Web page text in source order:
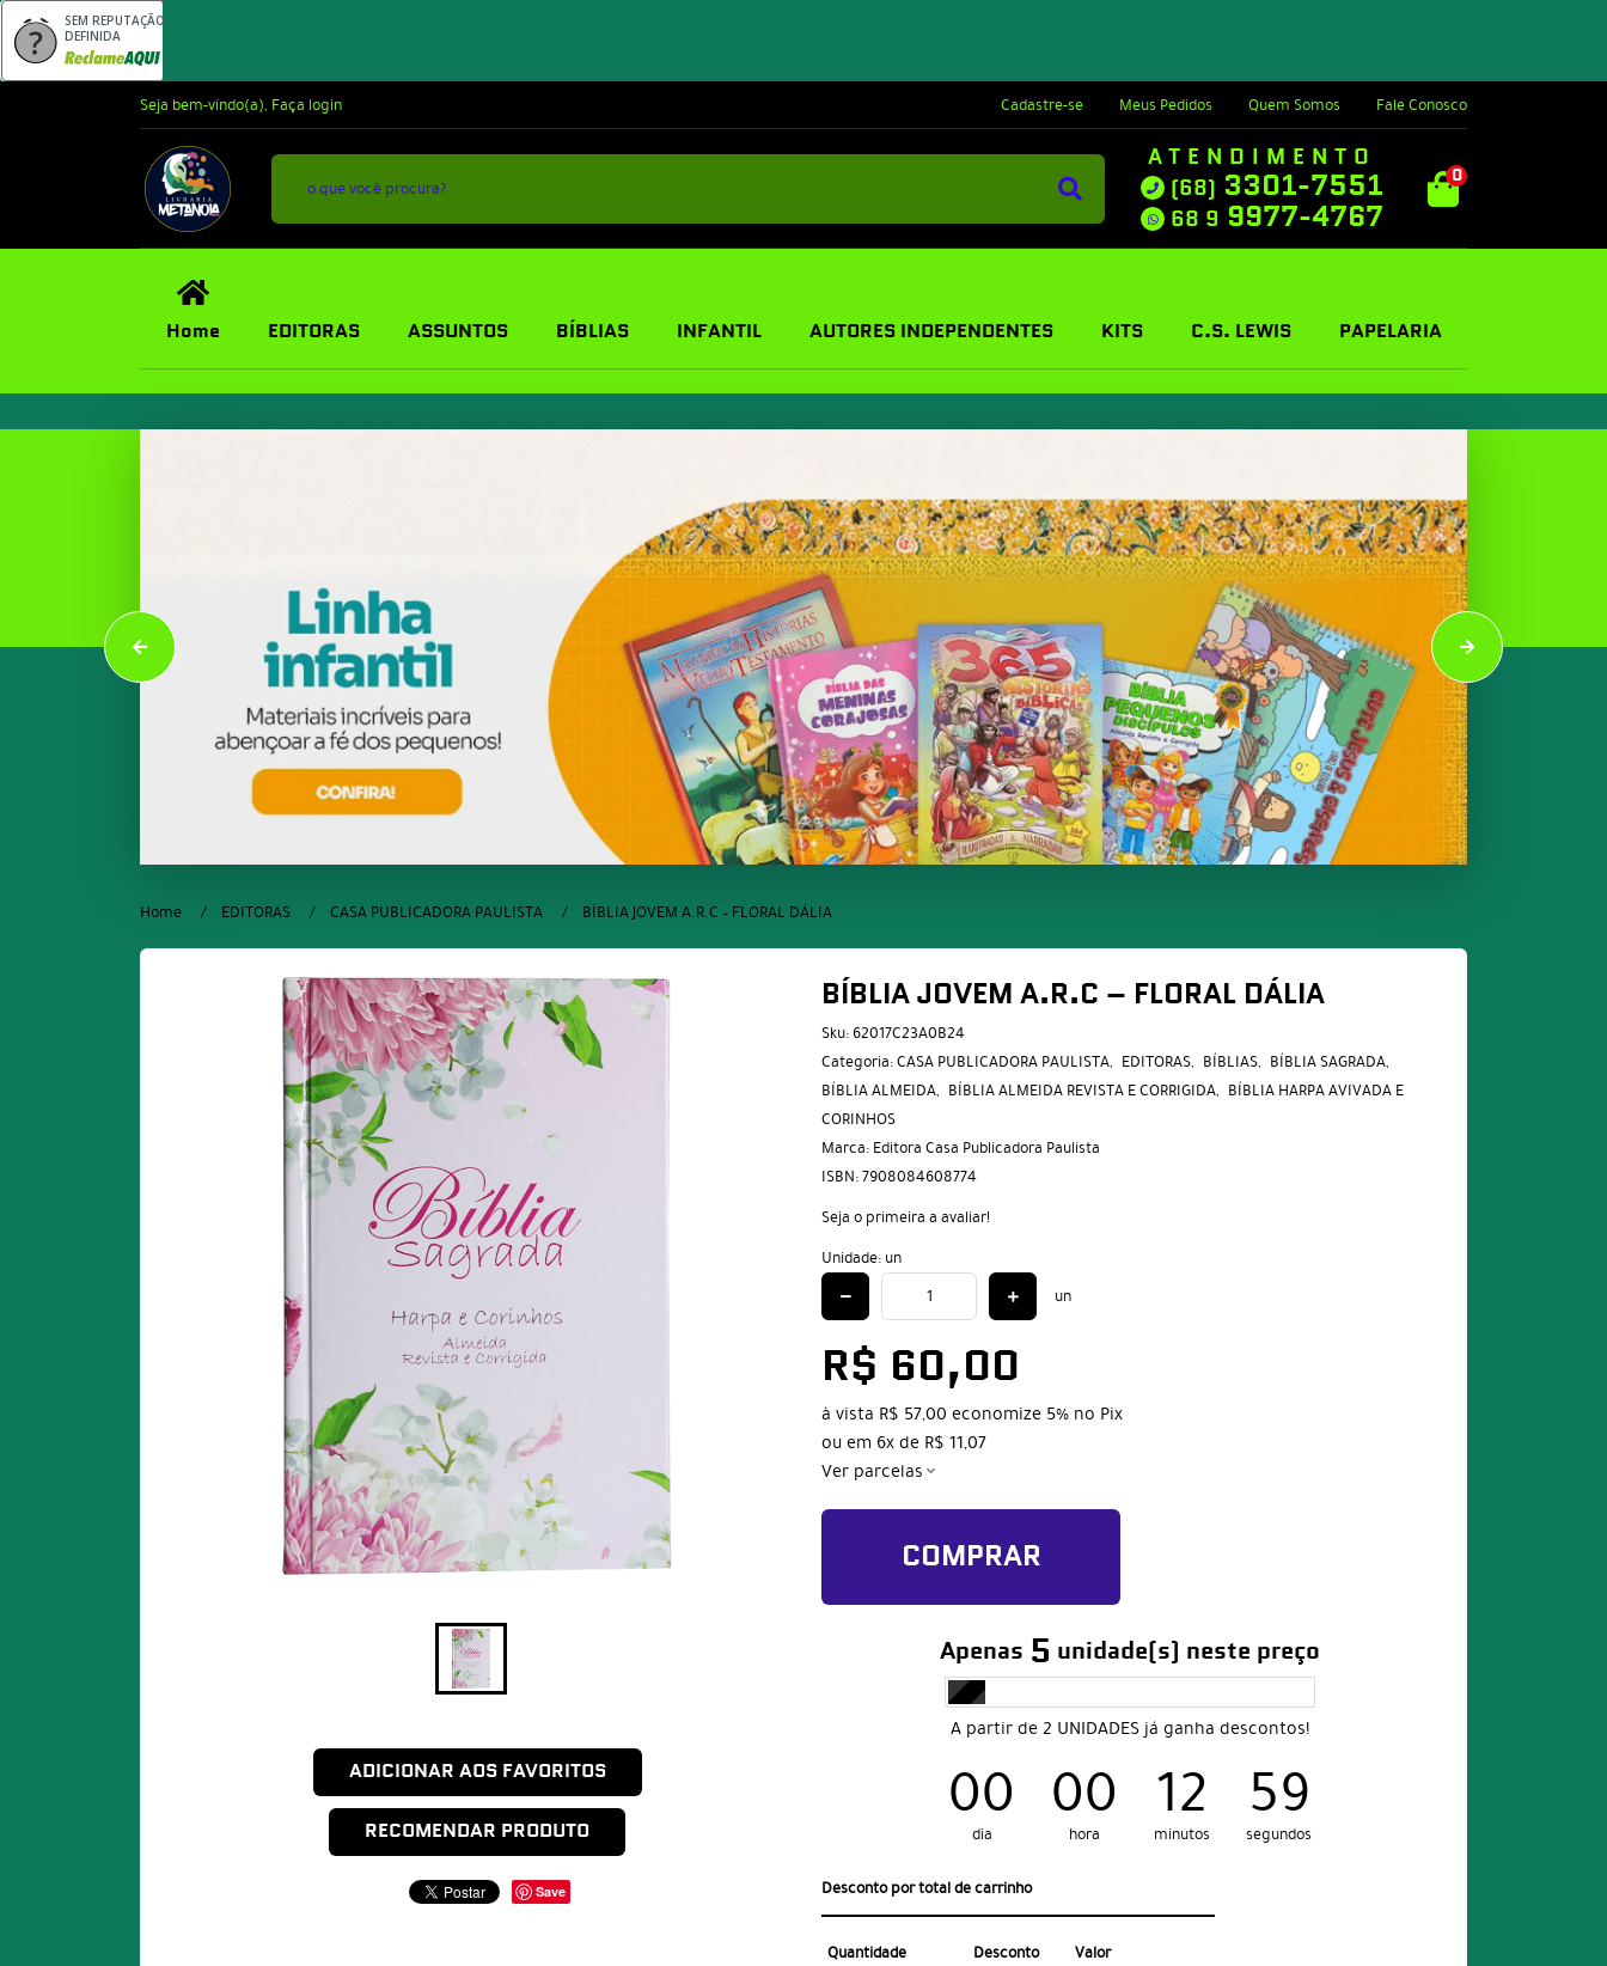
SEM REPUTAÇÃO
DEFINIDA
Seja bem-vindo(a), Faça login Cadastre-se Meus Pedidos Quem Somos Fale Conosco
ATENDIMENTO
(68) 3301-7551
68 9 9977-4767
0
Home EDITORAS ASSUNTOS BÍBLIAS INFANTIL AUTORES INDEPENDENTES KITS C.S. LEWIS PAPELARIA
Home EDITORAS CASA PUBLICADORA PAULISTA BÍBLIA JOVEM A.R.C – FLORAL DÁLIA
ADICIONAR AOS FAVORITOS
RECOMENDAR PRODUTO
Save
BÍBLIA JOVEM A.R.C – FLORAL DÁLIA
Sku: 62017C23A0B24
Categoria:CASA PUBLICADORA PAULISTA EDITORAS BÍBLIAS BÍBLIA SAGRADA
BÍBLIA ALMEIDA BÍBLIA ALMEIDA REVISTA E CORRIGIDA BÍBLIA HARPA AVIVADA E
CORINHOS
Marca: Editora Casa Publicadora Paulista
ISBN:7908084608774
Seja o primeira a avaliar!
Unidade: un
un
R$ 60,00
à vista R$ 57,00 economize 5% no Pix
ou em 6xde R$ 11,07
Ver parcelas
COMPRAR
Apenas 5 unidade(s) neste preço
A partir de 2 UNIDADES já ganha descontos!
00
dia 00
hora 12
minutos 58
segundos
Desconto por total de carrinho
Quantidade Desconto Valor